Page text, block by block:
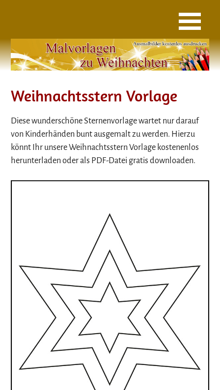
Weihnachtsstern Vorlage
Diese wunderschöne Sternenvorlage wartet nur darauf
von Kinderhänden bunt ausgemalt zu werden. Hierzu
könnt Ihr unsere Weihnachtsstern Vorlage kostenenlos
herunterladen oder als PDF-Datei gratis downloaden.